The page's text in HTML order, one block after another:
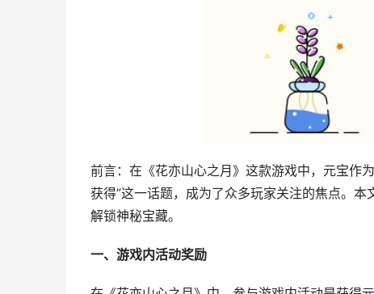
前言：在《花亦山心之月》这款游戏中，元宝作
获得”这一话题，成为了众多玩家关注的焦点。
解锁神秘宝藏。
一、游戏内活动奖励